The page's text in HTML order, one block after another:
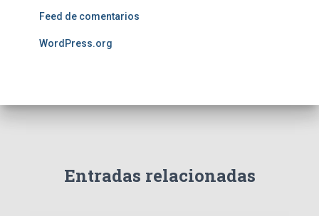
Feed de comentarios
WordPress.org
Entradas relacionadas